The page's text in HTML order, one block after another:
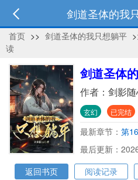
剑道圣体的我
首页 >> 剑道圣体的我只想躺平
读
剑道圣体
作者： 剑影
玄幻 已完结
最新章节： 第
最后更新：
返回书页
阅读记录